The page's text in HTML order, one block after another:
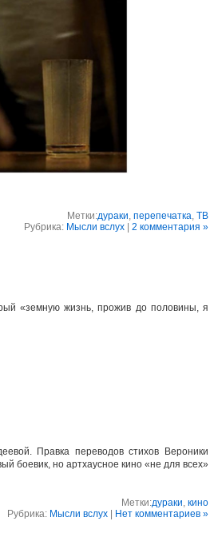
Метки:дураки перепечатка ТВ
Рубрика: Мысли вслух | 2 комментария »
«земную жизнь, прожив до половины, я
Правка переводов стихов Вероники
боевик, но артхаусное кино «не для всех»
Метки:дураки кино
Рубрика: Мысли вслух | Нет комментариев »